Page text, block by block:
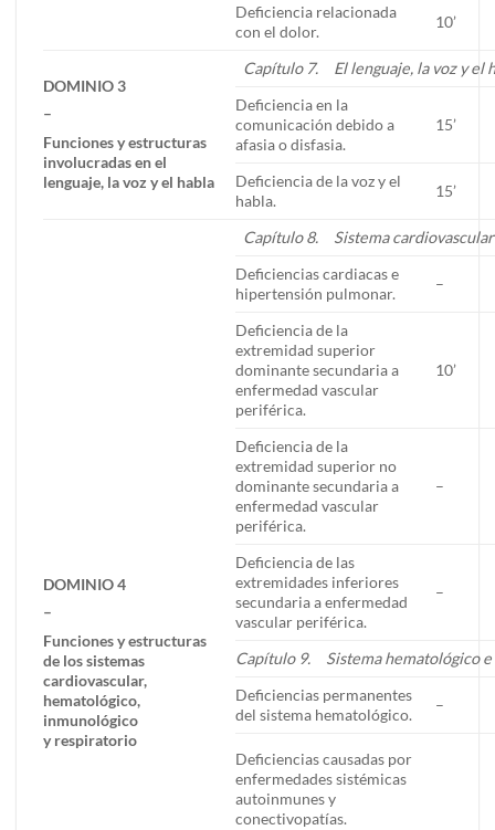
Deficiencia relacionada
con el dolor.
10’
DOMINIO 3
–
Funciones y estructuras
involucradas en el
lenguaje, la voz y el habla
Capítulo 7. El lenguaje, la voz y el
Deficiencia en la
comunicación debido a
afasia o disfasia.
15’
Deficiencia de la voz y el
habla.
15’
DOMINIO 4
–
Funciones y estructuras
de los sistemas
cardiovascular,
hematológico,
inmunológico
y respiratorio
Capítulo 8. Sistema cardiovascular
Deficiencias cardiacas e
hipertensión pulmonar.
–
Deficiencia de la
extremidad superior
dominante secundaria a
enfermedad vascular
periférica.
10’
Deficiencia de la
extremidad superior no
dominante secundaria a
enfermedad vascular
periférica.
–
Deficiencia de las
extremidades inferiores
secundaria a enfermedad
vascular periférica.
–
Capítulo 9. Sistema hematológico
Deficiencias permanentes
del sistema hematológico.
–
Deficiencias causadas por
enfermedades sistémicas
autoinmunes y
conectivopatías.